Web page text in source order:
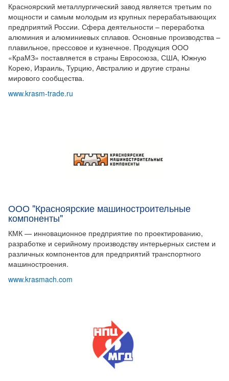
Красноярский металлургический завод является третьим по
мощности и самым молодым из крупных перерабатывающих
предприятий России. Сфера деятельности – переработка
алюминия и алюминиевых сплавов. Основные производства –
плавильное, прессовое и кузнечное. Продукция ООО
«КраМЗ» поставляется в страны Евросоюза, США, Южную
Корею, Израиль, Турцию, Австралию и другие страны
мирового сообщества.
www.krasm-trade.ru
ООО "Красноярские машиностроительные
компоненты"
КМК — инновационное предприятие по проектированию,
разработке и серийному производству интерьерных систем и
различных компонентов для предприятий транспортного
машиностроения.
www.krasmach.com